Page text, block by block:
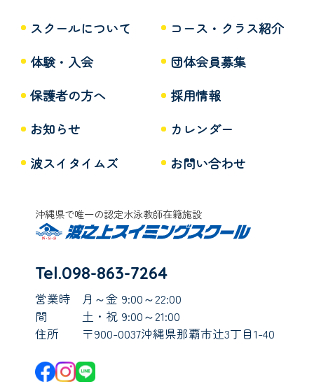
スクールについて
コース・クラス紹介
体験・入会
団体会員募集
保護者の方へ
採用情報
お知らせ
カレンダー
波スイタイムズ
お問い合わせ
沖縄県で唯一の認定水泳教師在籍施設
Tel.098-863-7264
営業時
間
月～金 9:00～22:00
土・祝 9:00～21:00
住所
〒900-0037沖縄県那覇市辻3丁目1-40